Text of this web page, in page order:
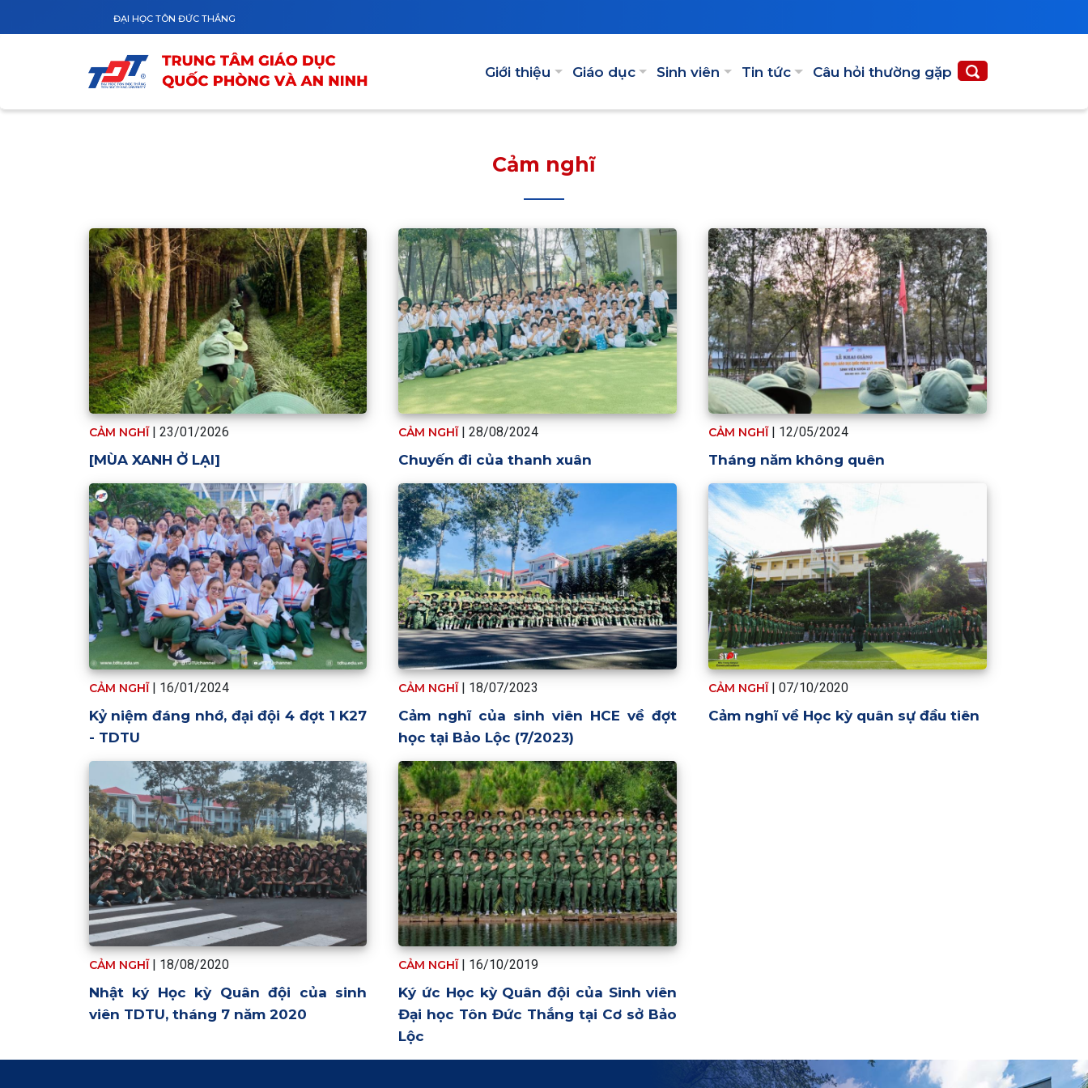
ĐẠI HỌC TÔN ĐỨC THẮNG
Giới thiệu Giáo dục Sinh viên Tin tức Câu hỏi thường gặp
Cảm nghĩ
CẢM NGHĨ | 23/01/2026
[MÙA XANH Ở LẠI]
CẢM NGHĨ | 28/08/2024
Chuyến đi của thanh xuân
CẢM NGHĨ | 12/05/2024
Tháng năm không quên
CẢM NGHĨ | 16/01/2024
Kỷ niệm đáng nhớ, đại đội 4 đợt 1 K27
- TDTU
CẢM NGHĨ | 18/07/2023
Cảm nghĩ của sinh viên HCE về đợt
học tại Bảo Lộc (7/2023)
CẢM NGHĨ | 07/10/2020
Cảm nghĩ về Học kỳ quân sự đầu tiên
CẢM NGHĨ | 18/08/2020
Nhật ký Học kỳ Quân đội của sinh
viên TDTU, tháng 7 năm 2020
CẢM NGHĨ | 16/10/2019
Ký ức Học kỳ Quân đội của Sinh viên
Đại học Tôn Đức Thắng tại Cơ sở Bảo
Lộc